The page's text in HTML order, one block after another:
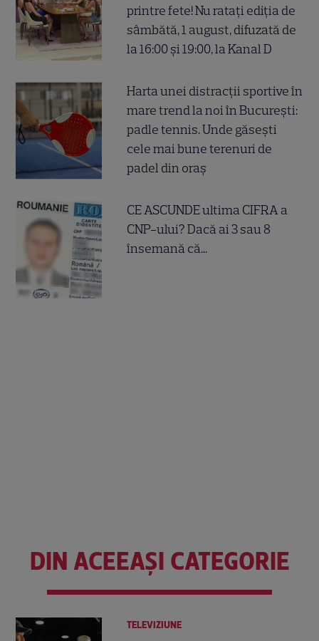
printre fete! Nu ratați ediția de
sâmbătă, 1 august, difuzată de
la 16:00 și 19:00, la Kanal D
Harta unei distracții sportive în
mare trend la noi în București:
padle tennis. Unde găsești
cele mai bune terenuri de
padel din oraș
CE ASCUNDE ultima CIFRA a
CNP-ului? Dacă ai 3 sau 8
însemană că...
DIN ACEEAȘI CATEGORIE
TELEVIZIUNE